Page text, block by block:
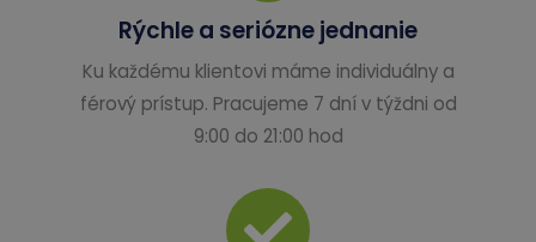
Rýchle a seriózne jednanie
Ku každému klientovi máme individuálny a
férový prístup. Pracujeme 7 dní v týždni od
9:00 do 21:00 hod